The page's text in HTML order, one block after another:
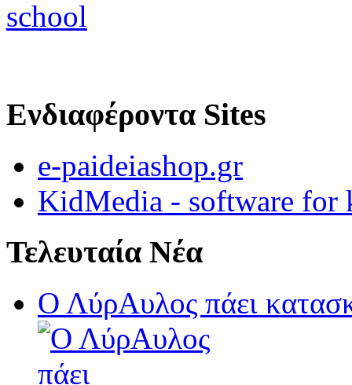
Ενδιαφέροντα Sites
e-paideiashop.gr
KidMedia - software for
Τελευταία Νέα
Ο ΛύρΑυλος πάει